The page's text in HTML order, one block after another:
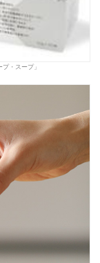
・スープ」